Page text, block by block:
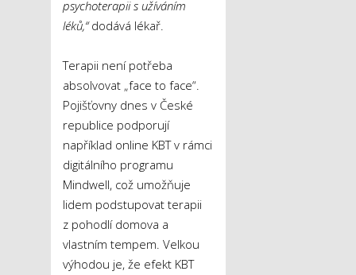
psychoterapii s užíváním
léků,“dodává lékař.
Terapii není potřeba
absolvovat „face to face“.
Pojišťovny dnes v České
republice podporují
například online KBT v rámci
digitálního programu
Mindwell, což umožňuje
lidem podstupovat terapii
z pohodlí domova a
vlastním tempem. Velkou
výhodou je, že efekt KBT